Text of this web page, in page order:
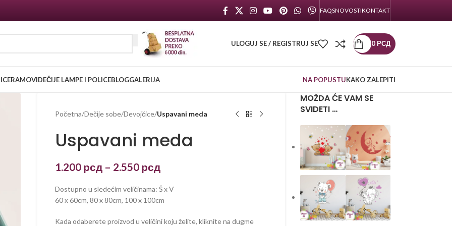
FAQSNOVOSTIKONTAKT
ULOGUJ SE / REGISTRUJ SE 0РСД
RAMOVIDEČIJE LAMPE I POLICEBLOGGALERIJA NA POPUSTUKAKO ZALEPITI
Početna/Dečije sobe/Devojčice/Uspavani meda
Uspavani meda
1.200 рсд – 2.550 рсд
Dostupno u sledećim veličinama: Š x V
60 x 60cm, 80 x 80cm, 100 x 100cm
Kada odaberete proizvod u veličini koju želite, kliknite na dugme
MOŽDA ĆE VAM SE
SVIDETI …